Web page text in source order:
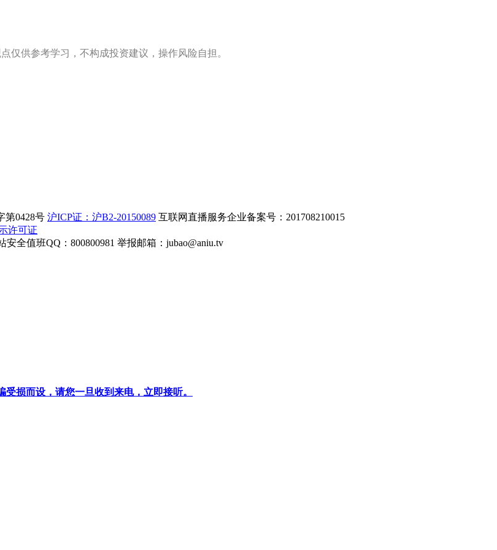
仅供参考学习，不构成投资建议，操作风险自担。
第0428号 沪ICP证：沪B2-20150089 互联网直播服务企业备案号：201708210015
许可证
安全值班QQ：800800981 举报邮箱： jubao@aniu.tv
损而设，请您一旦收到来电，立即接听。